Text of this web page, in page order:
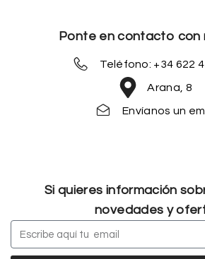
Ponte en contacto con
Teléfono: +34 622
Arana, 8
Envíanos un
Si quieres información
novedades y